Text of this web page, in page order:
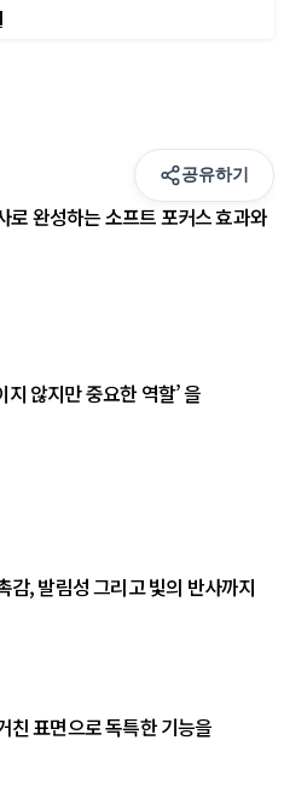
공유하기
완성하는 소프트 포커스 효과와
않지만 중요한 역할’ 을
감, 발림성 그리고 빛의 반사까지
친 표면으로 독특한 기능을